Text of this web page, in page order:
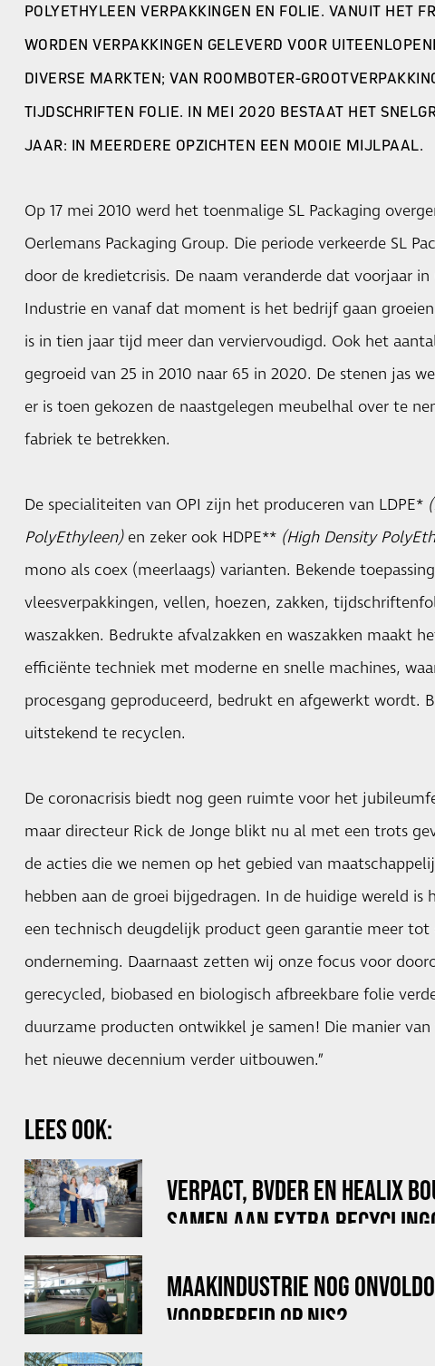
POLYETHYLEEN VERPAKKINGEN EN FOLIE. VANUIT HET
WORDEN VERPAKKINGEN GELEVERD VOOR
DIVERSE MARKTEN; VAN ROOMBOTER-
TIJDSCHRIFTEN FOLIE. IN MEI 2020 BESTAAT HET
JAAR: IN MEERDERE OPZICHTEN EEN MOOIE MIJLPAAL.
Op 17 mei 2010 werd het toenmalige SL Packaging
Oerlemans Packaging Group. Die periode verkeerde SL
door de kredietcrisis. De naam veranderde dat voorjaar
Industrie en vanaf dat moment is het bedrijf gaan
is in tien jaar tijd meer dan verviervoudigd. Ook het
gegroeid van 25 in 2010 naar 65 in 2020. De stenen jas
er is toen gekozen de naastgelegen meubelhal over te
fabriek te betrekken.
De specialiteiten van OPI zijn het produceren van LDPE*
PolyEthyleen)en zeker ook HDPE** (High Density
mono als coex (meerlaags) varianten. Bekende
vleesverpakkingen, vellen, hoezen, zakken,
waszakken. Bedrukte afvalzakken en waszakken maakt
efficiënte techniek met moderne en snelle machines,
procesgang geproduceerd, bedrukt en afgewerkt wordt.
uitstekend te recyclen.
De coronacrisis biedt nog geen ruimte voor het
maar directeur Rick de Jonge blikt nu al met een trots
de acties die we nemen op het gebied van
hebben aan de groei bijgedragen. In de huidige wereld is
een technisch deugdelijk product geen garantie meer
onderneming. Daarnaast zetten wij onze focus voor
gerecycled, biobased en biologisch afbreekbare folie
duurzame producten ontwikkel je samen! Die manier
het nieuwe decennium verder uitbouwen.”
LEES OOK:
VERPACT, BVDER EN HEALIX
SAMEN AAN EXTRA
MAAKINDUSTRIE NOG
VOORBEREID OP NIS2